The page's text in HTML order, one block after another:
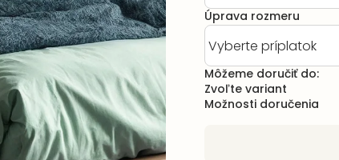
Úprava rozmeru
Môžeme doručiť do:
Zvoľte variant
Možnosti doručenia